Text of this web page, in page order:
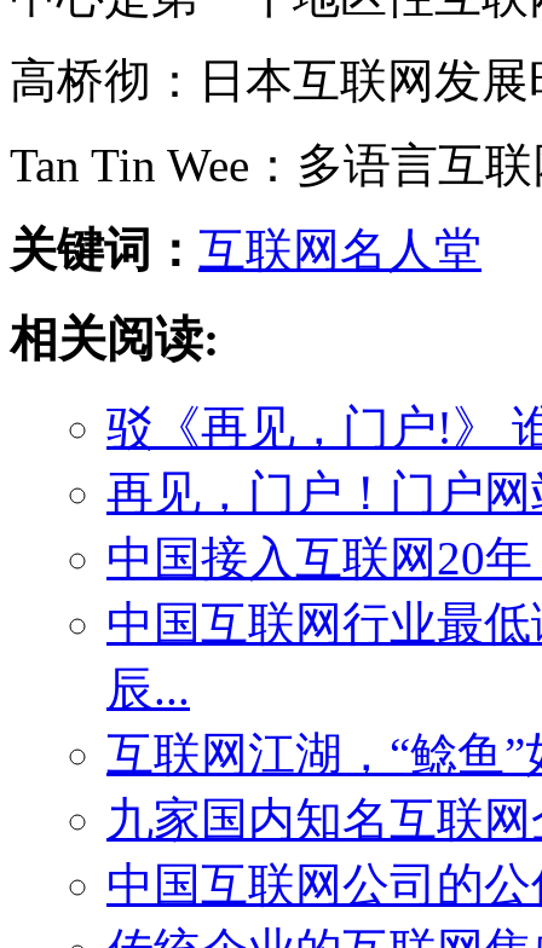
高桥彻：日本互联网发
Tan Tin Wee：多语言互
关键词： 互联网名人堂
相关阅读:
驳《再见，门户!》
再见，门户！门户
中国接入互联网20
中国互联网行业最
辰...
互联网江湖，“鲶鱼
九家国内知名互联
中国互联网公司的